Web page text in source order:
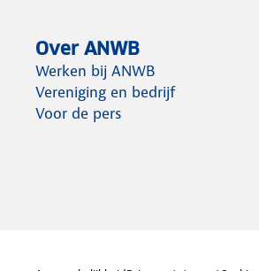
Over ANWB
Werken bij ANWB
Vereniging en bedrijf
Voor de pers